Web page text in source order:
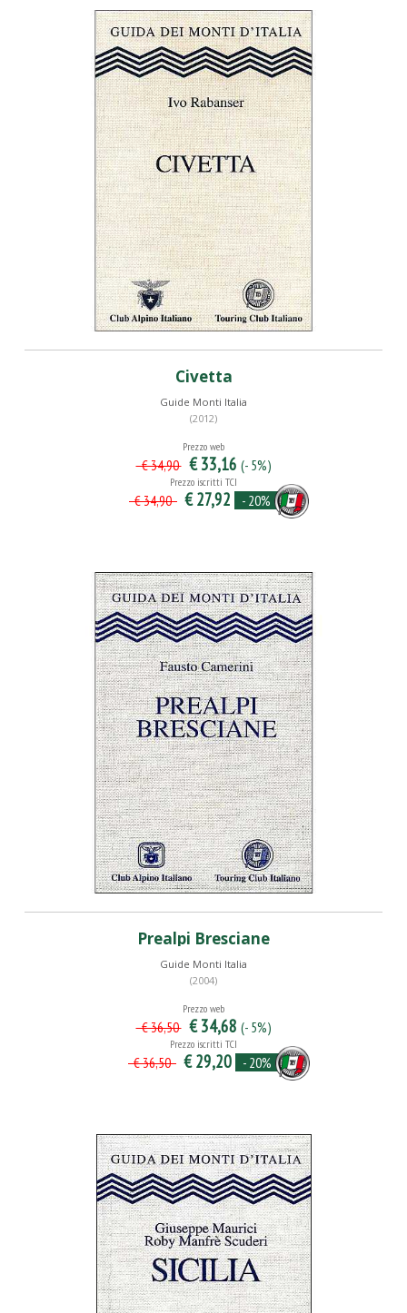
Civetta
Guide Monti Italia
(2012)
Prezzo web
€ 34,90 € 33,16 (- 5%)
Prezzo iscritti TCI
€ 34,90 € 27,92 - 20%
Prealpi Bresciane
Guide Monti Italia
(2004)
Prezzo web
€ 36,50 € 34,68 (- 5%)
Prezzo iscritti TCI
€ 36,50 € 29,20 - 20%